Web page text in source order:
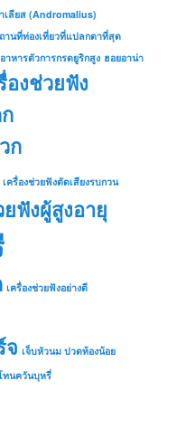
เลียส (Andromalius)
านที่ท่องเที่ยวที่แปลกตาที่สุด
อาหารตัวการกรดยูริกสูง ฮอยอาน่า
องช่วยฟัง
ก
เครื่องช่วยฟังตัดเสียงรบกวน
ฟังผู้สูงอายุ
เครื่องช่วยฟังอย่างดี
จ เจ็บหัวนม ปวดท้องน้อย
ทนควันบุหรี่